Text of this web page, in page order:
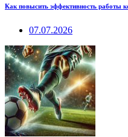
Как повысить эффективность работы
07.07.2026